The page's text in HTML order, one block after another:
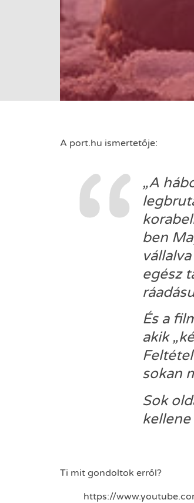
A port.hu ismertetője:
„A
ben
egész
És a
akik
sokan
Sok
kellene
Ti mit gondoltok erről?
https://